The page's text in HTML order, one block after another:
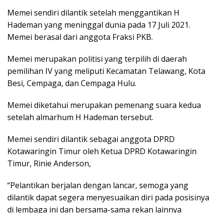
Memei sendiri dilantik setelah menggantikan H
Hademan yang meninggal dunia pada 17 Juli 2021.
Memei berasal dari anggota Fraksi PKB.
Memei merupakan politisi yang terpilih di daerah
pemilihan IV yang meliputi Kecamatan Telawang, Kota
Besi, Cempaga, dan Cempaga Hulu.
Memei diketahui merupakan pemenang suara kedua
setelah almarhum H Hademan tersebut.
Memei sendiri dilantik sebagai anggota DPRD
Kotawaringin Timur oleh Ketua DPRD Kotawaringin
Timur, Rinie Anderson,
“Pelantikan berjalan dengan lancar, semoga yang
dilantik dapat segera menyesuaikan diri pada posisinya
di lembaga ini dan bersama-sama rekan lainnya